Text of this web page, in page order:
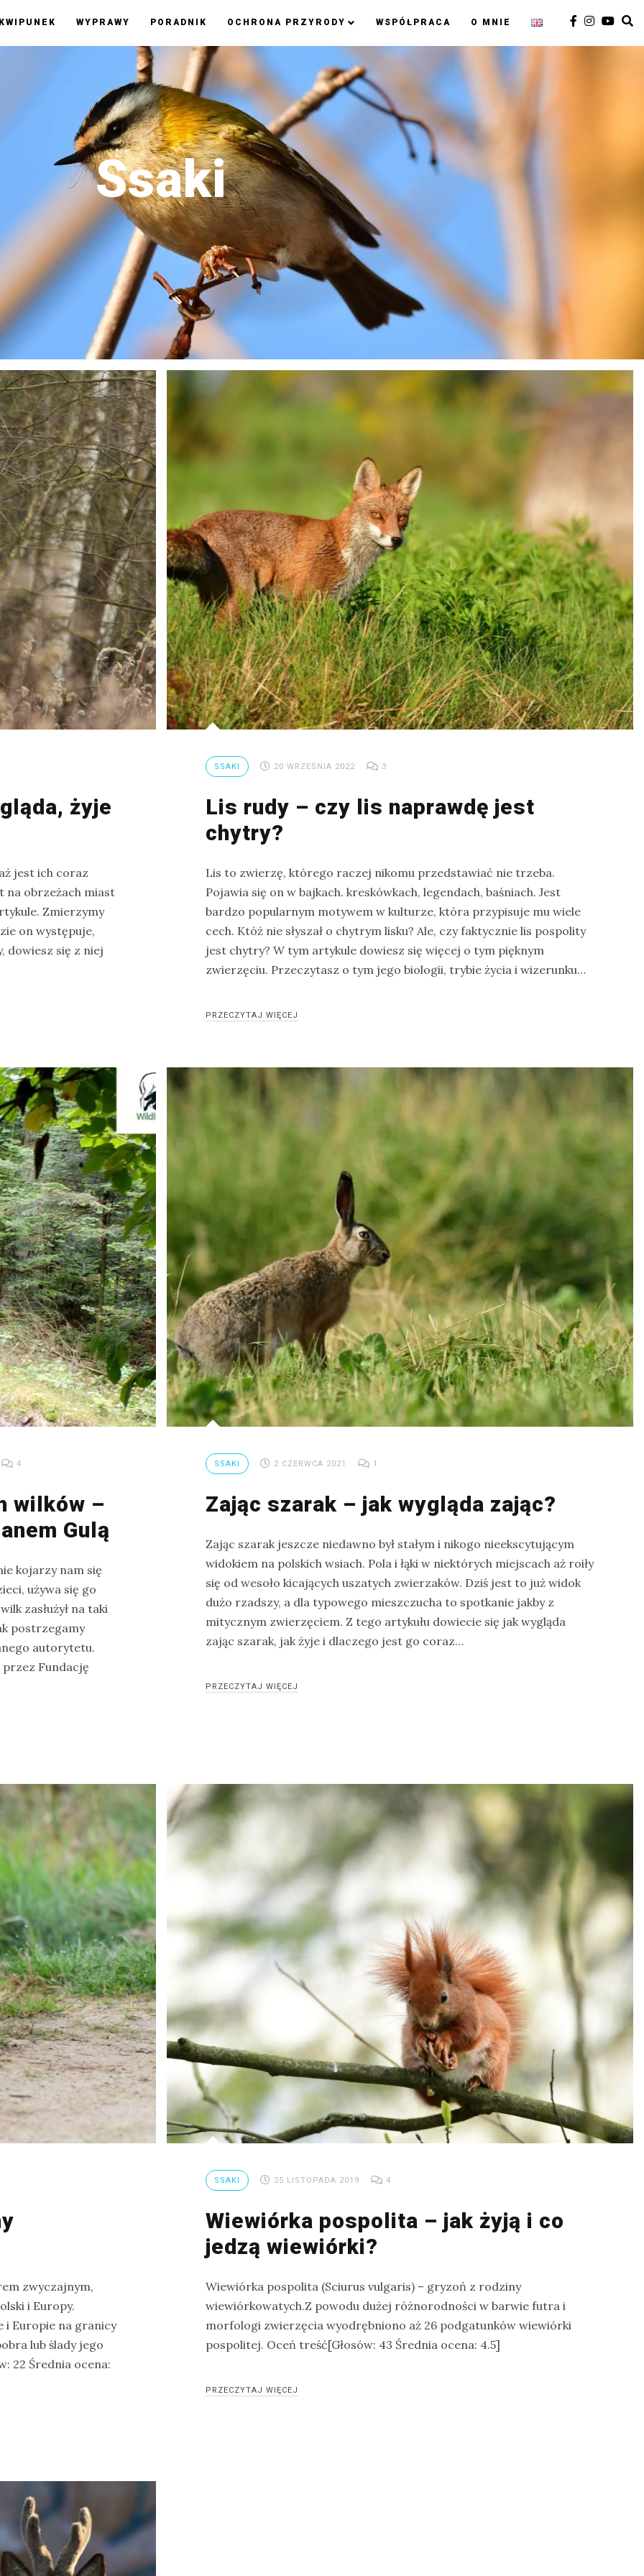
WYPRAWY PORADNIK OCHRONA PRZYRODY WSPÓŁPRACA O MNIE
Ssaki
żyje
jest ich coraz
na obrzeżach miast
Zmierzymy
on występuje,
dowiesz się z niej
SSAKI 20 WRZEŚNIA 2022 3
Lis rudy – czy lis naprawdę jest
chytry?
Lis to zwierzę, którego raczej nikomu przedstawiać nie trzeba.
Pojawia się on w bajkach. kreskówkach, legendach, baśniach. Jest
bardzo popularnym motywem w kulturze, która przypisuje mu wiele
cech. Któż nie słyszał o chytrym lisku? Ale, czy faktycznie lis pospolity
jest chytry? W tym artykule dowiesz się więcej o tym pięknym
zwierzęciu. Przeczytasz o tym jego biologii, trybie życia i wizerunku…
PRZECZYTAJ WIĘCEJ
4
wilków –
Gulą
kojarzy nam się
używa się go
zasłużył na taki
postrzegamy
autorytetu.
Fundację
SSAKI 2 CZERWCA 2021 1
Zając szarak – jak wygląda zając?
Zając szarak jeszcze niedawno był stałym i nikogo nieekscytującym
widokiem na polskich wsiach. Pola i łąki w niektórych miejscach aż roiły
się od wesoło kicających uszatych zwierzaków. Dziś jest to już widok
dużo rzadszy, a dla typowego mieszczucha to spotkanie jakby z
mitycznym zwierzęciem. Z tego artykułu dowiecie się jak wygląda
zając szarak, jak żyje i dlaczego jest go coraz…
PRZECZYTAJ WIĘCEJ
zwyczajnym,
i Europy.
i Europie na granicy
lub ślady jego
22 Średnia ocena:
SSAKI 25 LISTOPADA 2019 4
Wiewiórka pospolita – jak żyją i co
jedzą wiewiórki?
Wiewiórka pospolita (Sciurus vulgaris) – gryzoń z rodziny
wiewiórkowatych.Z powodu dużej różnorodności w barwie futra i
morfologi zwierzęcia wyodrębniono aż 26 podgatunków wiewiórki
pospolitej. Oceń treść[Głosów: 43 Średnia ocena: 4.5]
PRZECZYTAJ WIĘCEJ